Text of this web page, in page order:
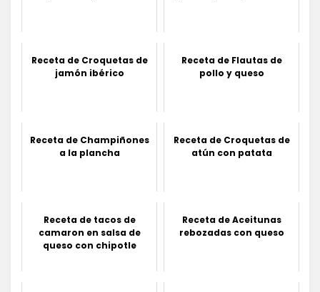
Receta de Croquetas de
jamón ibérico
Receta de Flautas de
pollo y queso
Receta de Champiñones
a la plancha
Receta de Croquetas de
atún con patata
Receta de tacos de
camaron en salsa de
queso con chipotle
Receta de Aceitunas
rebozadas con queso